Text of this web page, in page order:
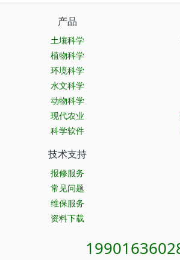
产品
土壤科学
植物科学
环境科学
水文科学
动物科学
现代农业
科学软件
技术支持
报修服务
常见问题
维保服务
资料下载